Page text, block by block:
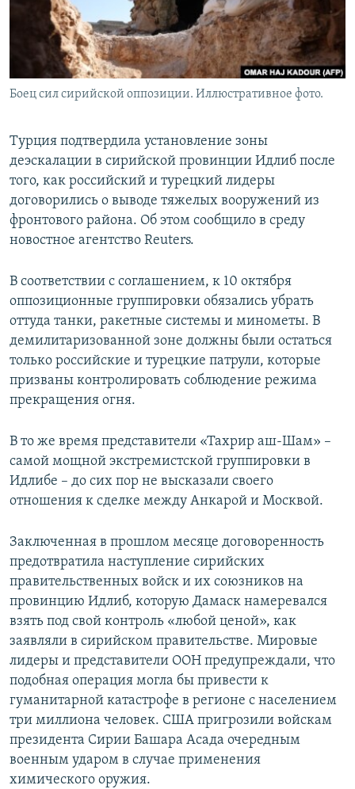
Боец сил сирийской оппозиции. Иллюстративное фото.
Турция подтвердила установление зоны
деэскалации в сирийской провинции Идлиб после
того, как российский и турецкий лидеры
договорились о выводе тяжелых вооружений из
фронтового района. Об этом сообщило в среду
новостное агентство Reuters.
В соответствии с соглашением, к 10 октября
оппозиционные группировки обязались убрать
оттуда танки, ракетные системы и минометы. В
демилитаризованной зоне должны были остаться
только российские и турецкие патрули, которые
призваны контролировать соблюдение режима
прекращения огня.
В то же время представители «Тахрир аш-Шам» –
самой мощной экстремистской группировки в
Идлибе – до сих пор не высказали своего
отношения к сделке между Анкарой и Москвой.
Заключенная в прошлом месяце договоренность
предотвратила наступление сирийских
правительственных войск и их союзников на
провинцию Идлиб, которую Дамаск намеревался
взять под свой контроль «любой ценой», как
заявляли в сирийском правительстве. Мировые
лидеры и представители ООН предупреждали, что
подобная операция могла бы привести к
гуманитарной катастрофе в регионе с населением
три миллиона человек. США пригрозили войскам
президента Сирии Башара Асада очередным
военным ударом в случае применения
химического оружия.